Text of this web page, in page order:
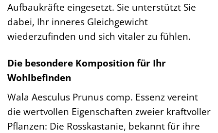
Aufbaukräfte eingesetzt. Sie unterstützt Sie
dabei, Ihr inneres Gleichgewicht
wiederzufinden und sich vitaler zu fühlen.
Die besondere Komposition für Ihr
Wohlbefinden
Wala Aesculus Prunus comp. Essenz vereint
die wertvollen Eigenschaften zweier kraftvoller
Pflanzen: Die Rosskastanie, bekannt für ihre